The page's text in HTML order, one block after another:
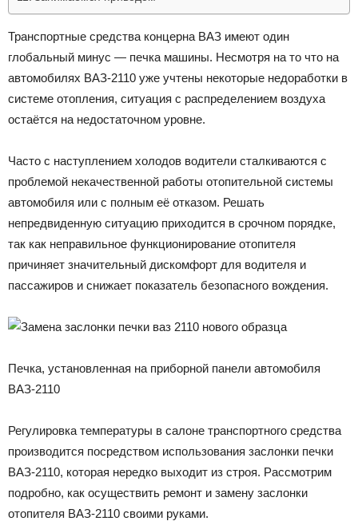
Транспортные средства концерна ВАЗ имеют один
глобальный минус — печка машины. Несмотря на то что на
автомобилях ВАЗ-2110 уже учтены некоторые недоработки в
системе отопления, ситуация с распределением воздуха
остаётся на недостаточном уровне.
Часто с наступлением холодов водители сталкиваются с
проблемой некачественной работы отопительной системы
автомобиля или с полным её отказом. Решать
непредвиденную ситуацию приходится в срочном порядке,
так как неправильное функционирование отопителя
причиняет значительный дискомфорт для водителя и
пассажиров и снижает показатель безопасного вождения.
Печка, установленная на приборной панели автомобиля
ВАЗ-2110
Регулировка температуры в салоне транспортного средства
производится посредством использования заслонки печки
ВАЗ-2110, которая нередко выходит из строя. Рассмотрим
подробно, как осуществить ремонт и замену заслонки
отопителя ВАЗ-2110 своими руками.